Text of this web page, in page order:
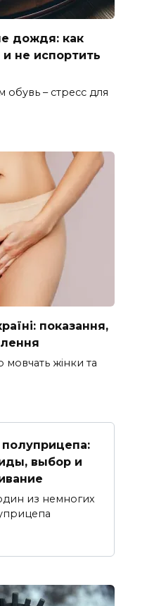
дождя: как
и не испортить
– стресс для
показання,
жінки та
выбор и
из немногих